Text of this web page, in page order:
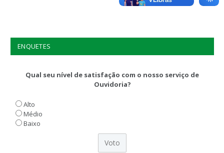
ENQUETES
Qual seu nível de satisfação com o nosso serviço de
Ouvidoria?
Alto
Médio
Baixo